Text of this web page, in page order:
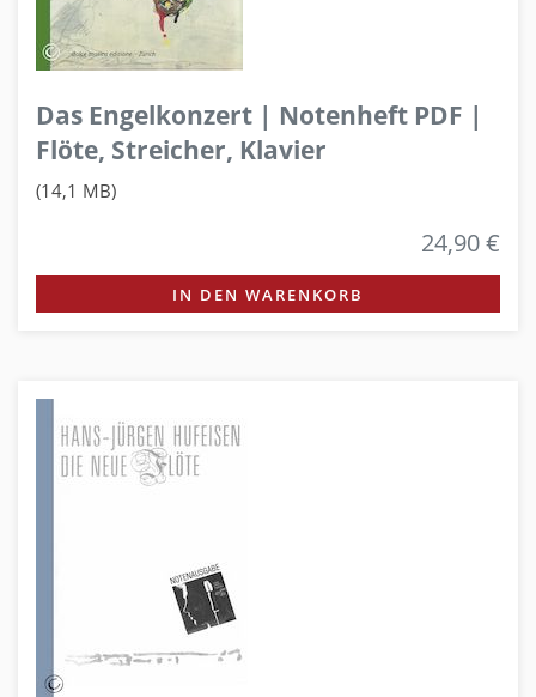
Das Engelkonzert | Notenheft PDF |
Flöte, Streicher, Klavier
(14,1 MB)
24,90 €
IN DEN WARENKORB